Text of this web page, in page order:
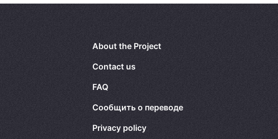
About the Project
Contact us
FAQ
Сообщить о переводе
Privacy policy